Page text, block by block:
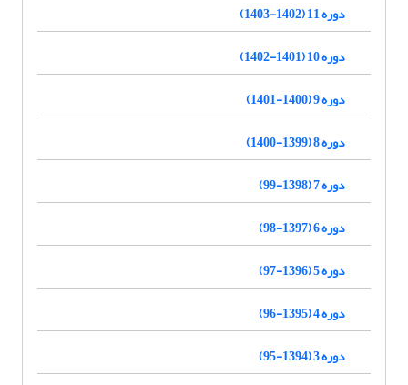
دوره 11 (1402-1403)
دوره 10 (1401-1402)
دوره 9 (1400-1401)
دوره 8 (1399-1400)
دوره 7 (1398-99)
دوره 6 (1397-98)
دوره 5 (1396-97)
دوره 4 (1395-96)
دوره 3 (1394-95)